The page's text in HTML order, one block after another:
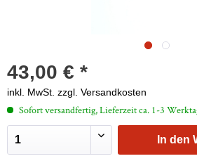
43,00 € *
inkl. MwSt. zzgl. Versandkosten
Sofort versandfertig, Lieferzeit ca. 1-3
In den